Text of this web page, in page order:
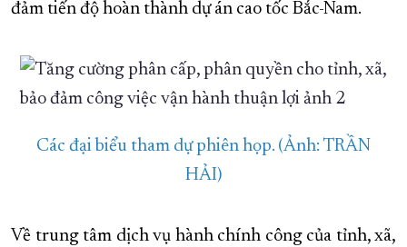
đảm tiến độ hoàn thành dự án cao tốc Bắc-Nam.
Các đại biểu tham dự phiên họp. (Ảnh: TRẦN
HẢI)
Về trung tâm dịch vụ hành chính công của tỉnh, xã,